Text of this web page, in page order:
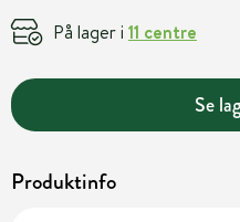
På lager i 11 centre
Se
Produktinfo